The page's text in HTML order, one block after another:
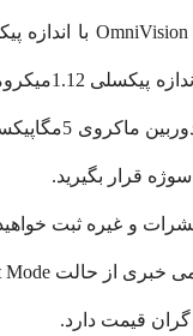
قیمت دارد.